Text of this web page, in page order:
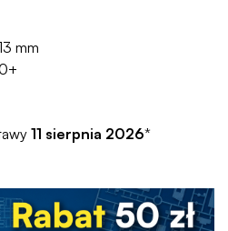
mm
11 sierpnia 2026*